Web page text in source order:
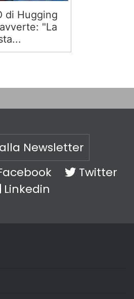
di Hugging
"La
Newsletter
Twitter
Linkedin